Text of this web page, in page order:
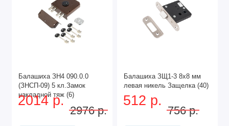
Балашиха ЗН4 090.0.0
(ЗНСП-09) 5 кл.Замок
накладной тяж (6)
2014 р.
2976 р.
Балашиха ЗЩ1-3 8х8 мм
левая никель Защелка (40)
512 р.
756 р.